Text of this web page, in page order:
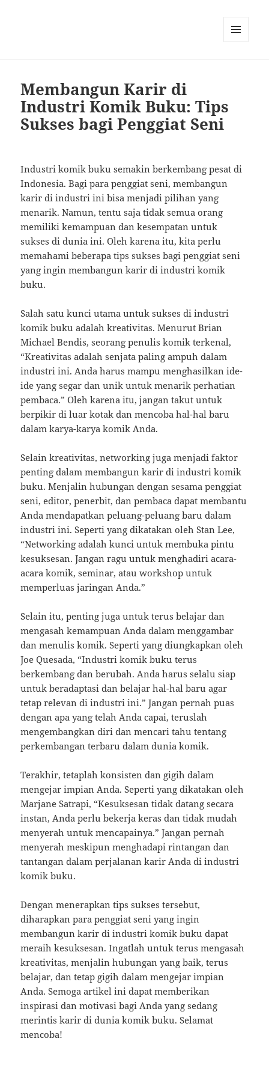
Membangun Karir di
Industri Komik Buku: Tips
Sukses bagi Penggiat Seni
Industri komik buku semakin berkembang pesat di
Indonesia. Bagi para penggiat seni, membangun
karir di industri ini bisa menjadi pilihan yang
menarik. Namun, tentu saja tidak semua orang
memiliki kemampuan dan kesempatan untuk
sukses di dunia ini. Oleh karena itu, kita perlu
memahami beberapa tips sukses bagi penggiat seni
yang ingin membangun karir di industri komik
buku.
Salah satu kunci utama untuk sukses di industri
komik buku adalah kreativitas. Menurut Brian
Michael Bendis, seorang penulis komik terkenal,
“Kreativitas adalah senjata paling ampuh dalam
industri ini. Anda harus mampu menghasilkan ide-
ide yang segar dan unik untuk menarik perhatian
pembaca.” Oleh karena itu, jangan takut untuk
berpikir di luar kotak dan mencoba hal-hal baru
dalam karya-karya komik Anda.
Selain kreativitas, networking juga menjadi faktor
penting dalam membangun karir di industri komik
buku. Menjalin hubungan dengan sesama penggiat
seni, editor, penerbit, dan pembaca dapat membantu
Anda mendapatkan peluang-peluang baru dalam
industri ini. Seperti yang dikatakan oleh Stan Lee,
“Networking adalah kunci untuk membuka pintu
kesuksesan. Jangan ragu untuk menghadiri acara-
acara komik, seminar, atau workshop untuk
memperluas jaringan Anda.”
Selain itu, penting juga untuk terus belajar dan
mengasah kemampuan Anda dalam menggambar
dan menulis komik. Seperti yang diungkapkan oleh
Joe Quesada, “Industri komik buku terus
berkembang dan berubah. Anda harus selalu siap
untuk beradaptasi dan belajar hal-hal baru agar
tetap relevan di industri ini.” Jangan pernah puas
dengan apa yang telah Anda capai, teruslah
mengembangkan diri dan mencari tahu tentang
perkembangan terbaru dalam dunia komik.
Terakhir, tetaplah konsisten dan gigih dalam
mengejar impian Anda. Seperti yang dikatakan oleh
Marjane Satrapi, “Kesuksesan tidak datang secara
instan, Anda perlu bekerja keras dan tidak mudah
menyerah untuk mencapainya.” Jangan pernah
menyerah meskipun menghadapi rintangan dan
tantangan dalam perjalanan karir Anda di industri
komik buku.
Dengan menerapkan tips sukses tersebut,
diharapkan para penggiat seni yang ingin
membangun karir di industri komik buku dapat
meraih kesuksesan. Ingatlah untuk terus mengasah
kreativitas, menjalin hubungan yang baik, terus
belajar, dan tetap gigih dalam mengejar impian
Anda. Semoga artikel ini dapat memberikan
inspirasi dan motivasi bagi Anda yang sedang
merintis karir di dunia komik buku. Selamat
mencoba!